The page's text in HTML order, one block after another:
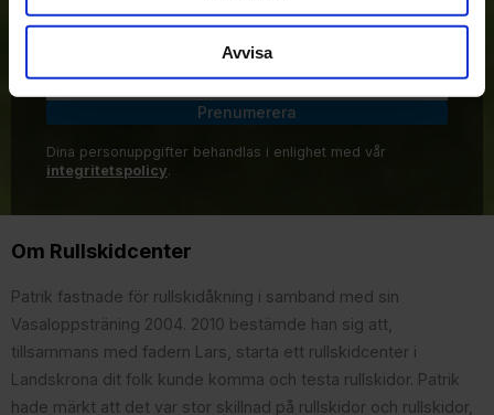
Avvisa
Anmäl dig till vårt nyhetsbrev!
Prenumerera
Dina personuppgifter behandlas i enlighet med vår
integritetspolicy.
Om Rullskidcenter
Patrik fastnade för rullskidåkning i samband med sin
Vasaloppsträning 2004. 2010 bestämde han sig att,
tillsammans med fadern Lars, starta ett rullskidcenter i
Landskrona dit folk kunde komma och testa rullskidor. Patrik
hade märkt att det var stor skillnad på rullskidor och rullskidor,